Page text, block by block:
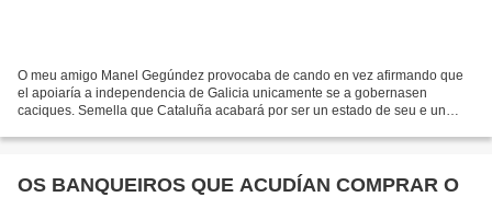
O meu amigo Manel Gegúndez provocaba de cando en vez afirmando que
el apoiaría a independencia de Galicia unicamente se a gobernasen
caciques. Semella que Cataluña acabará por ser un estado de seu e un
OS BANQUEIROS QUE ACUDÍAN COMPRAR O